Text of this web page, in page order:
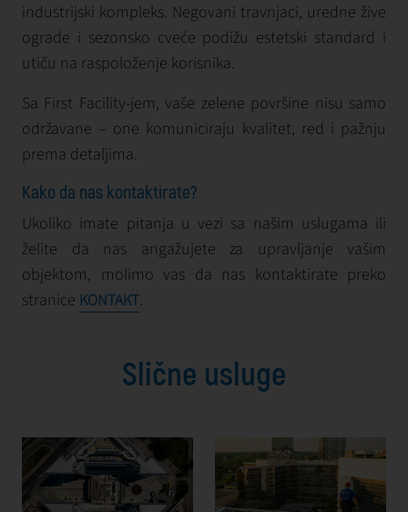
industrijski kompleks. Negovani travnjaci, uredne žive
ograde i sezonsko cveće podižu estetski standard i
utiču na raspoloženje korisnika.
Sa First Facility-jem, vaše zelene površine nisu samo
održavane – one komuniciraju kvalitet, red i pažnju
prema detaljima.
Kako da nas kontaktirate?
Ukoliko imate pitanja u vezi sa našim uslugama ili
želite da nas angažujete za upravljanje vašim
objektom, molimo vas da nas kontaktirate preko
stranice KONTAKT.
Slične usluge